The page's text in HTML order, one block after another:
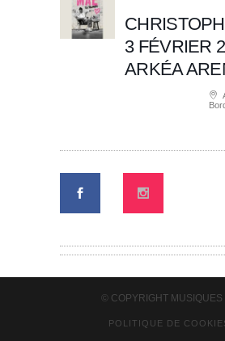
3 FÉVRIER
ARKÉA
© COPYRIGHT MUSIQUES
POLITIQUE DE